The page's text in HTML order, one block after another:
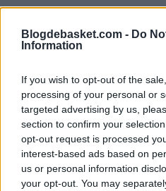
Blogdebasket.com - Do
Information
If you wish to opt-out of the
processing of your personal or
targeted advertising by us,
section to confirm your
opt-out request is processed
interest-based ads based on
us or personal information
your opt-out. You may
Este nuevo contratiempo supondrá
Grizzlies que se las han ingeniado
tras el parón por el
Allen, Brandan Wright o el recién
La primera medida en los
firmar al baseRay McCallum,
cantidad de minutos en pista, al
En 56 partidos esta temporada,
15.3 puntos y 6.1 asistencias por